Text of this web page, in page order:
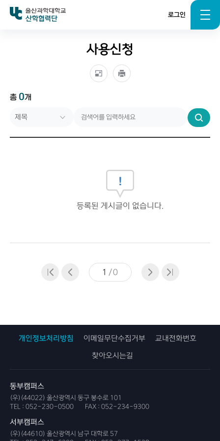
로그인
산학협력단
사용신청
총 0개
검
색
제목
등록된 게시글이 없습니다.
1 /0
개인정보처리방침 이메일무단수집거부 교내전화번호
찾아오시는길
동부캠퍼스
(우)(44022) 울산광역시 동구 봉수로 101
TEL : 052-230-0500 FAX : 052-234-9300
서부캠퍼스
(우)(44610) 울산광역시 남구 대학로 57